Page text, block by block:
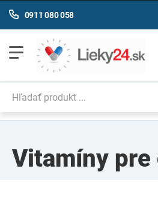
0911 080 058
Vitamíny pre